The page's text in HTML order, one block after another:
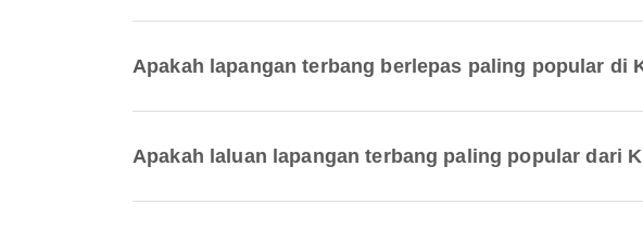
Apakah lapangan terbang berlepas paling popular di
Apakah laluan lapangan terbang paling popular dari